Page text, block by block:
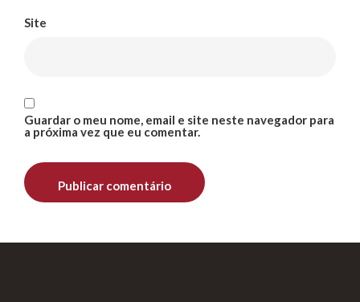
Site
Guardar o meu nome, email e site neste navegador para
a próxima vez que eu comentar.